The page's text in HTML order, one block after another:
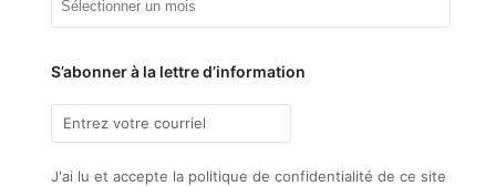
S’abonner à la lettre d’information
J'ai lu et accepte la politique de confidentialité de ce site